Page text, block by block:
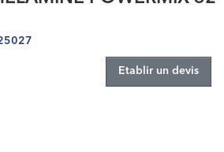
Etablir un devis